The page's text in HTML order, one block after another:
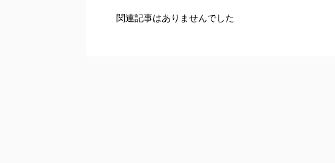
関連記事はありませんでした